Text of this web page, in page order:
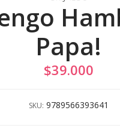
Papa!
$39.000
SKU: 9789566393641